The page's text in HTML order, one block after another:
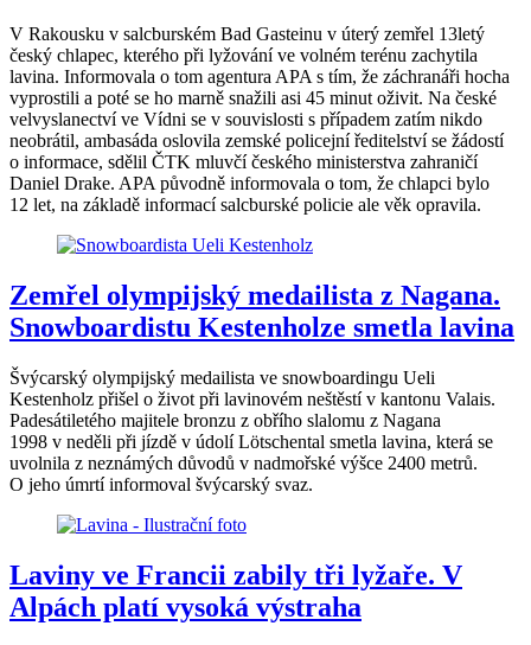
V Rakousku v salcburském Bad Gasteinu v úterý zemřel 13letý
český chlapec, kterého při lyžování ve volném terénu zachytila
lavina. Informovala o tom agentura APA s tím, že záchranáři hocha
vyprostili a poté se ho marně snažili asi 45 minut oživit. Na české
velvyslanectví ve Vídni se v souvislosti s případem zatím nikdo
neobrátil, ambasáda oslovila zemské policejní ředitelství se žádostí
o informace, sdělil ČTK mluvčí českého ministerstva zahraničí
Daniel Drake. APA původně informovala o tom, že chlapci bylo
12 let, na základě informací salcburské policie ale věk opravila.
Zemřel olympijský medailista z Nagana.
Snowboardistu Kestenholze smetla lavina
Švýcarský olympijský medailista ve snowboardingu Ueli
Kestenholz přišel o život při lavinovém neštěstí v kantonu Valais.
Padesátiletého majitele bronzu z obřího slalomu z Nagana
1998 v neděli při jízdě v údolí Lötschental smetla lavina, která se
uvolnila z neznámých důvodů v nadmořské výšce 2400 metrů.
O jeho úmrtí informoval švýcarský svaz.
Laviny ve Francii zabily tři lyžaře. V
Alpách platí vysoká výstraha